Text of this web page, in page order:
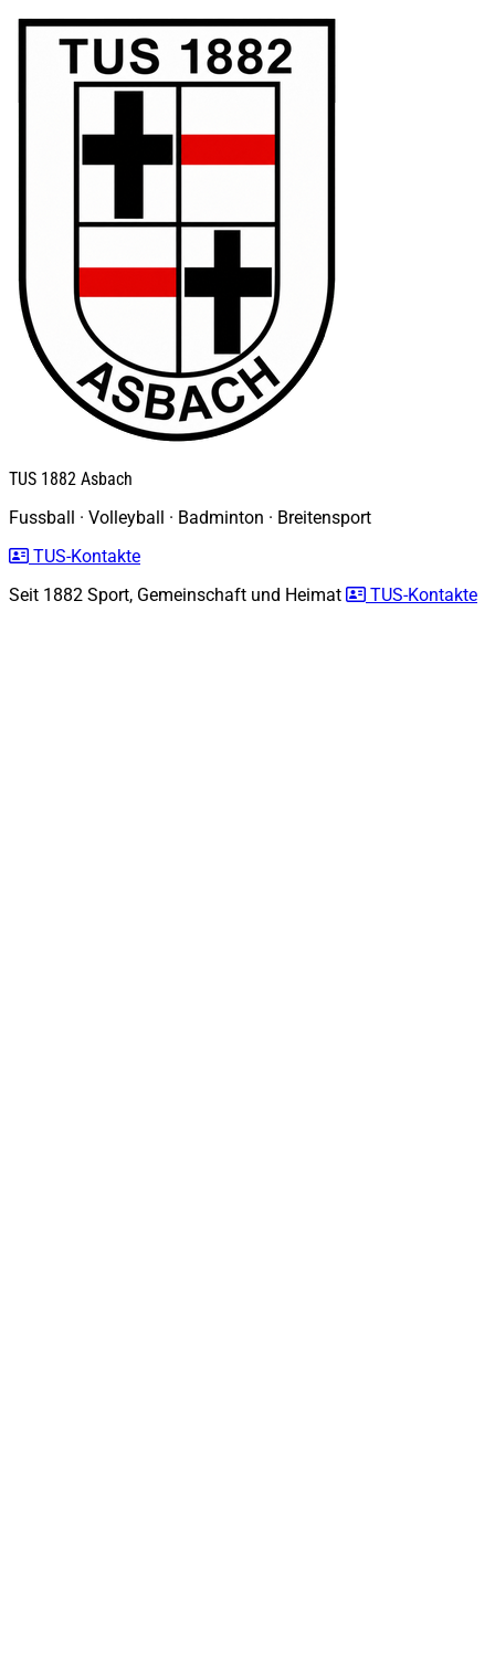
TUS 1882 Asbach
Fussball · Volleyball · Badminton · Breitensport
TUS-Kontakte
Seit 1882 Sport, Gemeinschaft und Heimat TUS-Kontakte